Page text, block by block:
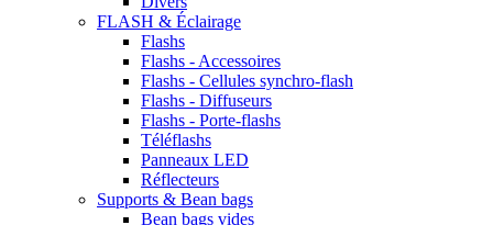
FLASH & Éclairage
Flashs
Flashs - Accessoires
Flashs - Cellules synchro-flash
Flashs - Diffuseurs
Flashs - Porte-flashs
Téléflashs
Panneaux LED
Réflecteurs
Supports & Bean bags
Bean bags vides